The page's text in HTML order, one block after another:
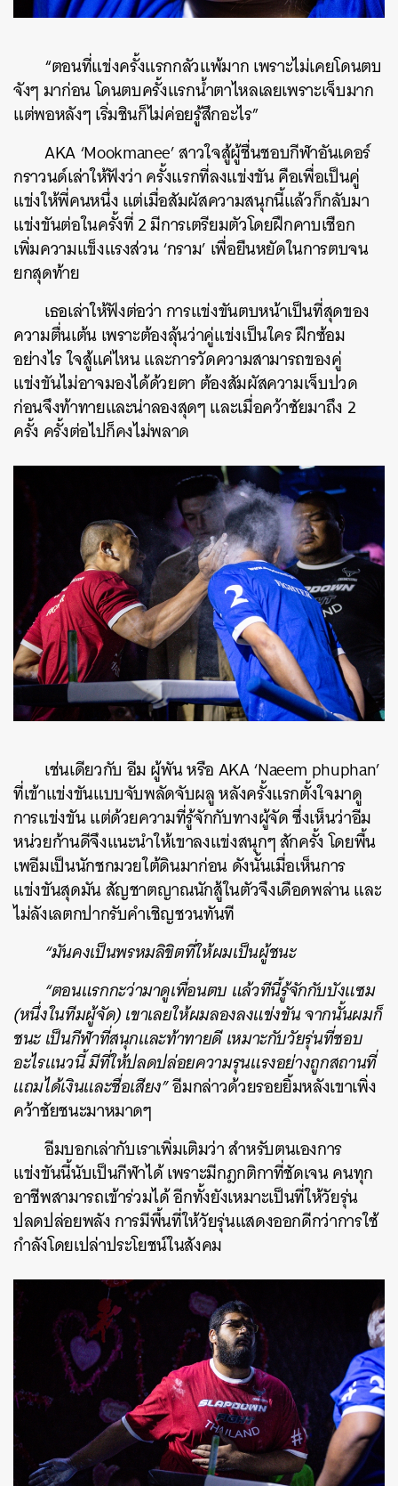
“ตอนที่แข่งครั้งแรกกลัวแพ้มาก เพราะไม่เคยโดนตบ
จังๆ มาก่อน โดนตบครั้งแรกน้ำตาไหลเลยเพราะเจ็บมาก
แต่พอหลังๆ เริ่มชินก็ไม่ค่อยรู้สึกอะไร”
AKA ‘Mookmanee’ สาวใจสู้ผู้ชื่นชอบกีฬาอันเดอร์
กราวนด์เล่าให้ฟังว่า ครั้งแรกที่ลงแข่งขัน คือเพื่อเป็นคู่
แข่งให้พี่คนหนึ่ง แต่เมื่อสัมผัสความสนุกนี้แล้วก็กลับมา
แข่งขันต่อในครั้งที่ 2 มีการเตรียมตัวโดยฝึกคาบเชือก
เพิ่มความแข็งแรงส่วน ‘กราม’ เพื่อยืนหยัดในการตบจน
ยกสุดท้าย
เธอเล่าให้ฟังต่อว่า การแข่งขันตบหน้าเป็นที่สุดของ
ความตื่นเต้น เพราะต้องลุ้นว่าคู่แข่งเป็นใคร ฝึกซ้อม
อย่างไร ใจสู้แค่ไหน และการวัดความสามารถของคู่
แข่งขันไม่อาจมองได้ด้วยตา ต้องสัมผัสความเจ็บปวด
ก่อนจึงท้าทายและน่าลองสุดๆ และเมื่อคว้าชัยมาถึง 2
ครั้ง ครั้งต่อไปก็คงไม่พลาด
เช่นเดียวกับ อีม ผู้พัน หรือ AKA ‘Naeem phuphan’
ที่เข้าแข่งขันแบบจับพลัดจับผลู หลังครั้งแรกตั้งใจมาดู
การแข่งขัน แต่ด้วยความที่รู้จักกับทางผู้จัด ซึ่งเห็นว่าอีม
หน่วยก้านดีจึงแนะนำให้เขาลงแข่งสนุกๆ สักครั้ง โดยพื้น
เพอีมเป็นนักชกมวยใต้ดินมาก่อน ดังนั้นเมื่อเห็นการ
แข่งขันสุดมัน สัญชาตญาณนักสู้ในตัวจึงเดือดพล่าน และ
ไม่ลังเลตกปากรับคำเชิญชวนทันที
“มันคงเป็นพรหมลิขิตที่ให้ผมเป็นผู้ชนะ
“ตอนแรกกะว่ามาดูเพื่อนตบ แล้วทีนี้รู้จักกับบังแซม
(หนึ่งในทีมผู้จัด) เขาเลยให้ผมลองลงแข่งขัน จากนั้นผมก็
ชนะ เป็นกีฬาที่สนุกและท้าทายดี เหมาะกับวัยรุ่นที่ชอบ
อะไรแนวนี้ มีที่ให้ปลดปล่อยความรุนแรงอย่างถูกสถานที่
แถมได้เงินและชื่อเสียง”อีมกล่าวด้วยรอยยิ้มหลังเขาเพิ่ง
คว้าชัยชนะมาหมาดๆ
อีมบอกเล่ากับเราเพิ่มเติมว่า สำหรับตนเองการ
แข่งขันนี้นับเป็นกีฬาได้ เพราะมีกฎกติกาที่ชัดเจน คนทุก
อาชีพสามารถเข้าร่วมได้ อีกทั้งยังเหมาะเป็นที่ให้วัยรุ่น
ปลดปล่อยพลัง การมีพื้นที่ให้วัยรุ่นแสดงออกดีกว่าการใช้
กำลังโดยเปล่าประโยชน์ในสังคม
ค้นหา
SHARE TWEET LINE EMAIL